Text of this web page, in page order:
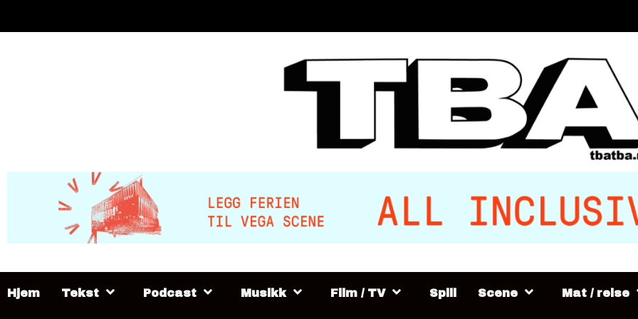
to
Hjem Tekst Podcast Musikk Film / TV Spill Scene Mat / reise